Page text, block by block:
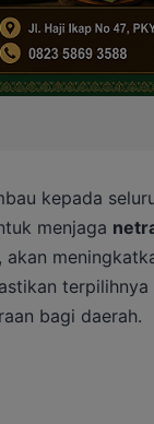
kepada
menjaga
akan
bagi daerah.